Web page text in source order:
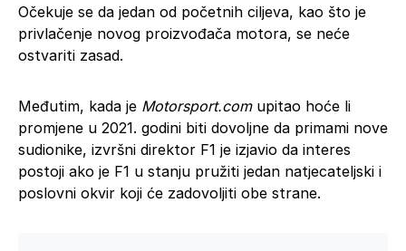
Očekuje se da jedan od početnih ciljeva, kao što je
privlačenje novog proizvođača motora, se neće
ostvariti zasad.
Međutim, kada je Motorsport.comupitao hoće li
promjene u 2021. godini biti dovoljne da primami nove
sudionike, izvršni direktor F1 je izjavio da interes
postoji ako je F1 u stanju pružiti jedan natjecateljski i
poslovni okvir koji će zadovoljiti obe strane.